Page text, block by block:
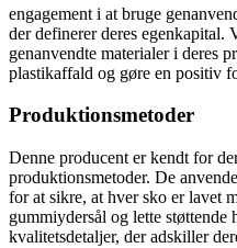
engagement i at bruge
der definerer deres egenkapital.
genanvendte materialer i deres
plastikaffald og gøre en positiv
Produktionsmetoder
Denne producent er kendt for
produktionsmetoder. De
for at sikre, at hver sko er lavet
gummiydersål og lette
kvalitetsdetaljer, der adskiller